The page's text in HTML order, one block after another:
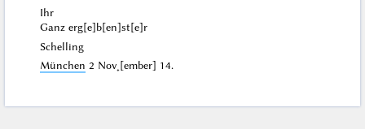
Ihr
Ganz erg[e]b[en]st[e]r
Schelling
München 2 Nov˖[ember] 14.